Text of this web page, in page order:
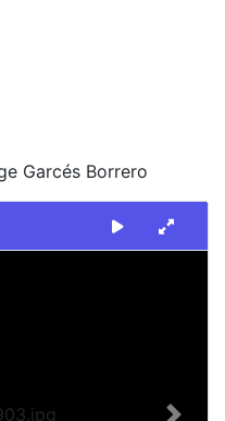
Garcés Borrero